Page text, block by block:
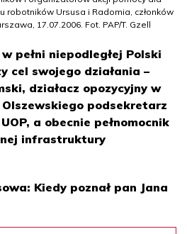
robotników Ursusa i Radomia, członków
17.07.2006. Fot. PAP/T. Gzell
pełni niepodległej Polski
cel swojego działania –
działacz opozycyjny w
Olszewskiego podsekretarz
a obecnie pełnomocnik
infrastruktury
Kiedy poznał pan Jana